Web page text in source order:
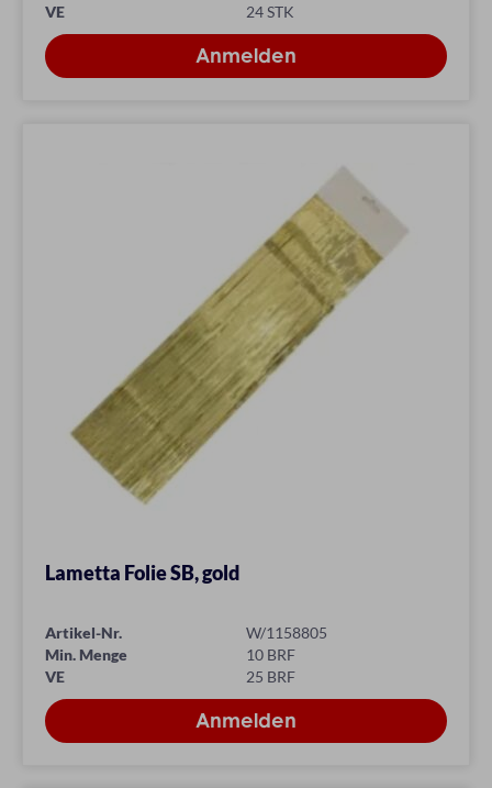
VE
24 STK
Lametta Folie SB, gold
Artikel-Nr.
W/1158805
Min. Menge
10 BRF
VE
25 BRF